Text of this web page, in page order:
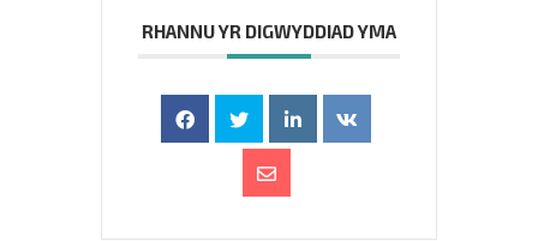
RHANNU YR DIGWYDDIAD YMA